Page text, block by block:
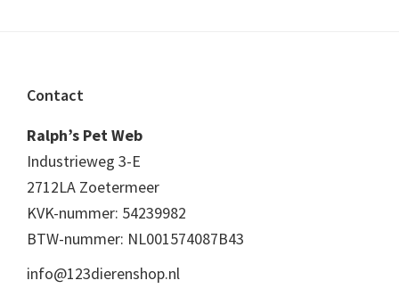
Footer
Contact
Ralph’s Pet Web
Industrieweg 3-E
2712LA Zoetermeer
KVK-nummer: 54239982
BTW-nummer: NL001574087B43
info@123dierenshop.nl